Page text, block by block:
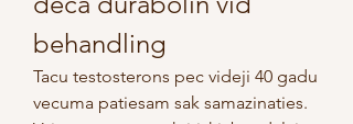
behandling
Tacu testosterons pec videji 40 gadu
vecuma patiesam sak samazinaties.